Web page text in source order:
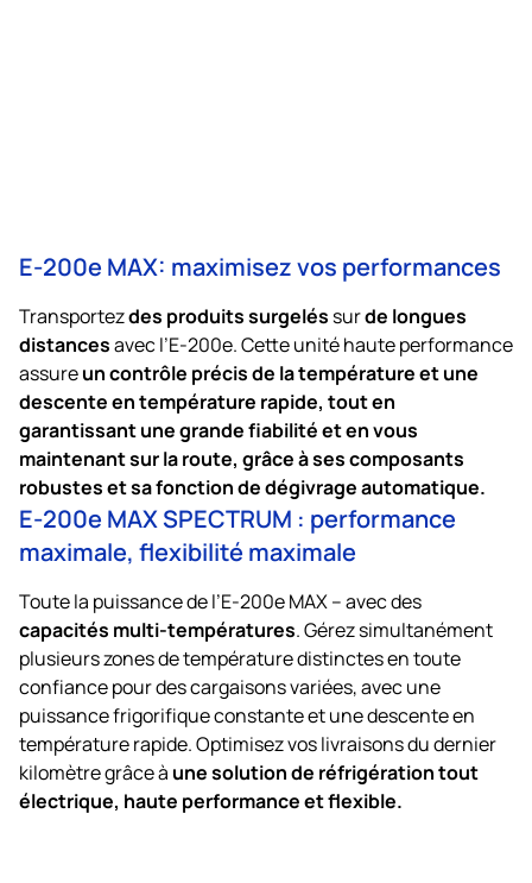
E-200e MAX: maximisez vos performances
Transportezdes produits surgelés surde longues
distancesavec l’E-200e. Cette unité haute performance
assureun contrôle précis de la température et une
descente en température rapide, tout en
garantissant une grande fiabilité et en vous
maintenant sur la route, grâce à ses composants
robustes et sa fonction de dégivrage automatique.
E-200e MAX SPECTRUM : performance
maximale, flexibilité maximale
Toute la puissance de l’E-200e MAX – avec des
capacités multi-températures. Gérez simultanément
plusieurs zones de température distinctes en toute
confiance pour des cargaisons variées, avec une
puissance frigorifique constante et une descente en
température rapide. Optimisez vos livraisons du dernier
kilomètre grâce à une solution de réfrigération tout
électrique, haute performance et flexible.